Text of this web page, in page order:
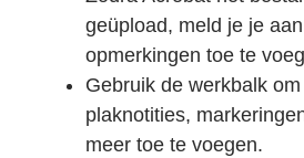
geüpload, meld je je
opmerkingen toe te
Gebruik de werkbalk
plaknotities,
meer toe te voegen.